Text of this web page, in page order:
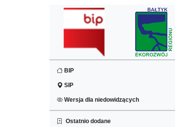
BIP
SIP
Wersja dla niedowidzących
Ostatnio dodane